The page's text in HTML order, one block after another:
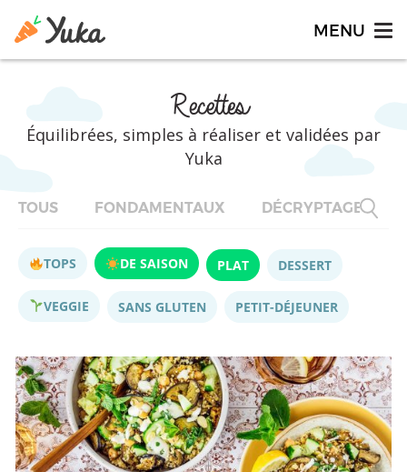
Recettes
Équilibrées, simples à réaliser et validées par
Yuka
TOUS FONDAMENTAUX DÉCRYPTAGES
TOPS DE SAISON PLAT DESSERT
VEGGIE SANS GLUTEN PETIT-DÉJEUNER